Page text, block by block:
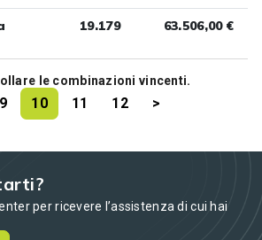
19.179 63.506,00 €
le combinazioni vincenti.
9 10 11 12 >
per ricevere l’assistenza di cui hai